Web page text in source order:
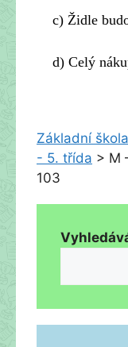
c) Židle
d) Celý
Základní
- 5. třída > M
103